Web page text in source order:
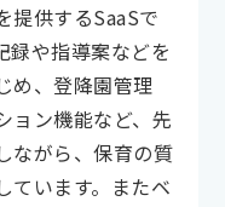
提供するSaaSで
録や指導案などを
め、登降園管理
ョン機能など、先
ながら、保育の質
ています。またベ